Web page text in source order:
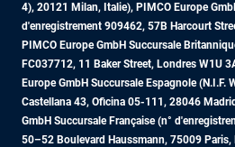
4), 20121 Milan, Italie), PIMCO Europe
d'enregistrement 909462, 57B Harcourt
PIMCO Europe GmbH Succursale
FC037712, 11 Baker Street, Londres W1U
Europe GmbH Succursale Espagnole (N.I.F.
Castellana 43, Oficina 05-111, 28046
GmbH Succursale Française (n°
50–52 Boulevard Haussmann, 75009 Paris,